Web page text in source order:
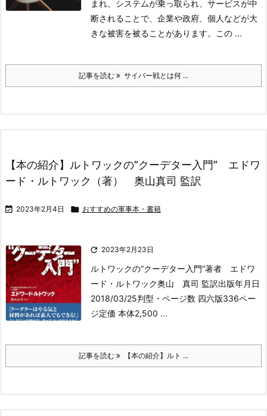
まれ、システムが乗っ取られ、サービスが中
断されることで、企業や政府、個人などが大
きな被害を被ることがあります。この ...
記事を読む サイバー戦とは何 ...
【本の紹介】ルトワックの”クーデター入門” エドワ
ード・ルトワック（著） 奥山真司 監訳
 2023年2月4日  おすすめの軍事本・書籍
 2023年2月23日
ルトワックの”クーデター入門”著者 エドワ
ード・ルトワック奥山 真司 監訳出版年月日
2018/03/25判型・ページ数 四六版336ペー
ジ定価 本体2,500 ...
記事を読む 【本の紹介】ルト ...